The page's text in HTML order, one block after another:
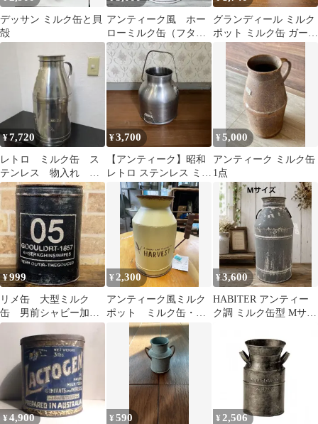
デッサン ミルク缶と貝
殻
アンティーク風 ホー
ローミルク缶（フタ付
き）〜値下げしました
グランディール ミルク
ポット ミルク缶 ガーデ
ニングポット プランタ
ー アビテ
¥7,720
レトロ ミルク缶 ス
テンレス 物入れ デ
ィスプレイ
¥3,700
【アンティーク】昭和
レトロ ステンレス ミル
クタンク 牛乳缶 ジャン
クガーデン
¥5,000
アンティーク ミルク缶
1点
¥999
リメ缶 大型ミルク
缶 男前シャビー加工
ディープブルー＆ホワ
イトロゴ
¥2,300
アンティーク風ミルク
ポット ミルク缶・ガ
ーデンインテリア
¥3,600
HABITER アンティー
ク調 ミルク缶型 Mサイ
¥4,900 ¥590 ¥ 2,506